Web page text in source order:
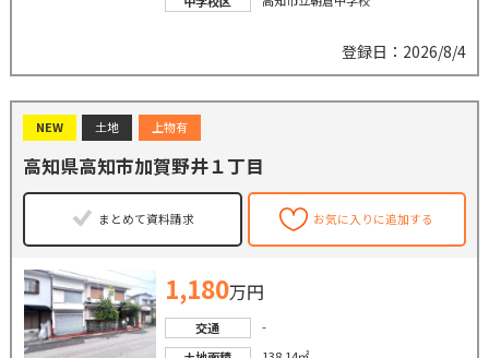
登録日：2026/8/4
NEW 土地 上物有
高知県高知市加賀野井１丁目
まとめて資料請求 お気に入りに追加する
1,180万円
交通
-